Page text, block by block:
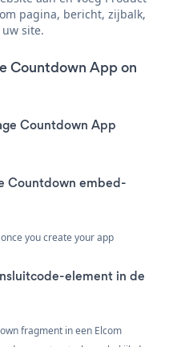
pagina, bericht, zijbalk,
site.
Countdown App on
Countdown App
Countdown embed-
you create your app
element in de
fragment in een Elcom